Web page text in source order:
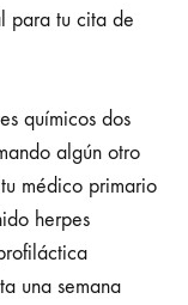
para tu cita de
químicos dos
algún otro
médico primario
herpes
una semana